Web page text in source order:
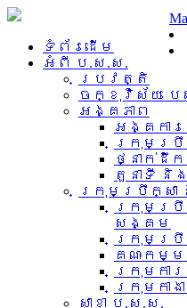
ទំព័រដើម
អំពី​ ប.ស.ស.
ប្រវត្តិ
ចក្ខុវិស័យ ប
អង្គភាព
អង្គការ
ក្រុមប្រឹ
ថ្នាក់ដឹក
តួនាទី និ
ក្រុមប្រឹក្សា
ក្រុមប្រឹ
សង្គម
ក្រុមប្រឹ
គណៈកម្ម
ក្រុមការ
ក្រុមកាង
សាខា ប.ស.ស.